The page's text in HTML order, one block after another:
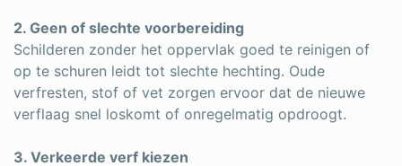
2. Geen of slechte voorbereiding
Schilderen zonder het oppervlak goed te reinigen of
op te schuren leidt tot slechte hechting. Oude
verfresten, stof of vet zorgen ervoor dat de nieuwe
verflaag snel loskomt of onregelmatig opdroogt.
3. Verkeerde verf kiezen